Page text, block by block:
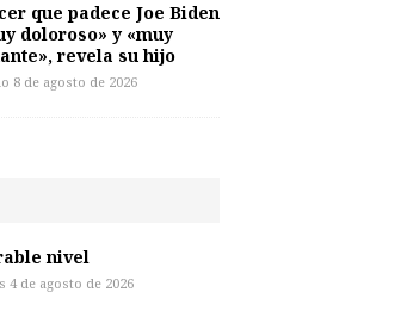
que padece Joe Biden
doloroso» y «muy
revela su hijo
8 de agosto de 2026
nivel
4 de agosto de 2026